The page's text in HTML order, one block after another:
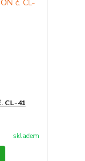
CL-41
skladem